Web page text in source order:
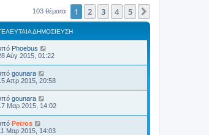
103 θέματα 1 2 3 4 5
ΔΗΜΟΣΊΕΥΣΗ
Phoebus
Αύγ 2015, 01:22
gounara
Απρ 2015, 20:58
gounara
Μαρ 2015, 14:02
Petros
Μαρ 2015, 14:03